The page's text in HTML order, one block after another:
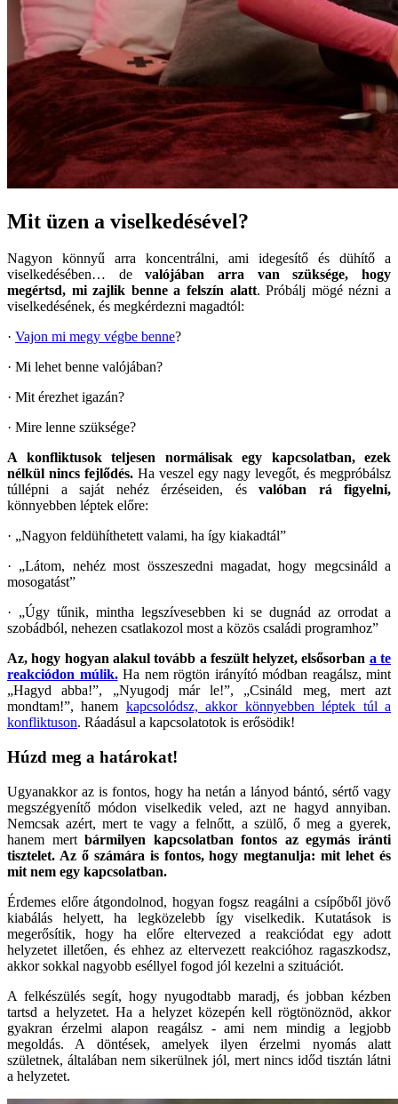
Mit üzen a viselkedésével?
Nagyon könnyű arra koncentrálni, ami idegesítő és dühítő a
viselkedésében… devalójában arra van szüksége, hogy
megértsd, mi zajlik benne a felszín alatt. Próbálj mögé nézni a
viselkedésének, és megkérdezni magadtól:
· Vajon mi megy végbe benne?
· Mi lehet benne valójában?
· Mit érezhet igazán?
· Mire lenne szüksége?
A konfliktusok teljesen normálisak egy kapcsolatban, ezek
nélkül nincs fejlődés. Ha veszel egy nagy levegőt, és megpróbálsz
túllépni a saját nehéz érzéseiden, és valóban rá figyelni,
könnyebben léptek előre:
· „Nagyon feldühíthetett valami, ha így kiakadtál”
· „Látom, nehéz most összeszedni magadat, hogy megcsináld a
mosogatást”
· „Úgy tűnik, mintha legszívesebben ki se dugnád az orrodat a
szobádból, nehezen csatlakozol most a közös családi programhoz”
Az, hogy hogyan alakul tovább a feszült helyzet, elsősorban a te
reakciódon múlik.Ha nem rögtön irányító módban reagálsz, mint
„Hagyd abba!”, „Nyugodj már le!”, „Csináld meg, mert azt
mondtam!”, hanem kapcsolódsz, akkor könnyebben léptek túl a
konfliktuson. Ráadásul a kapcsolatotok is erősödik!
Húzd meg a határokat!
Ugyanakkor az is fontos, hogy ha netán a lányod bántó, sértő vagy
megszégyenítő módon viselkedik veled, azt ne hagyd annyiban.
Nemcsak azért, mert te vagy a felnőtt, a szülő, ő meg a gyerek,
hanem mertbármilyen kapcsolatban fontos az egymás iránti
tisztelet. Az ő számára is fontos, hogy megtanulja: mit lehet és
mit nem egy kapcsolatban.
Érdemes előre átgondolnod, hogyan fogsz reagálni a csípőből jövő
kiabálás helyett, ha legközelebb így viselkedik. Kutatások is
megerősítik, hogy ha előre eltervezed a reakciódat egy adott
helyzetet illetően, és ehhez az eltervezett reakcióhoz ragaszkodsz,
akkor sokkal nagyobb eséllyel fogod jól kezelni a szituációt.
A felkészülés segít, hogy nyugodtabb maradj, és jobban kézben
tartsd a helyzetet. Ha a helyzet közepén kell rögtönöznöd, akkor
gyakran érzelmi alapon reagálsz - ami nem mindig a legjobb
megoldás. A döntések, amelyek ilyen érzelmi nyomás alatt
születnek, általában nem sikerülnek jól, mert nincs időd tisztán látni
a helyzetet.